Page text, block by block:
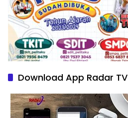
Download App Radar TV